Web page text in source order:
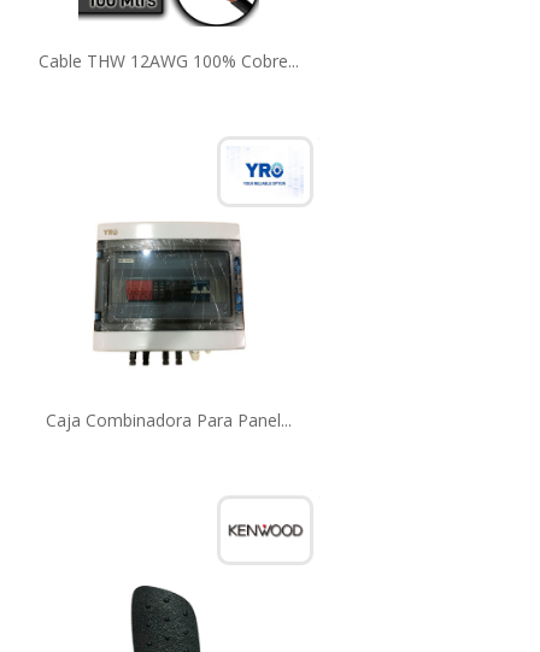
Cable THW 12AWG 100% Cobre...
Caja Combinadora Para Panel...